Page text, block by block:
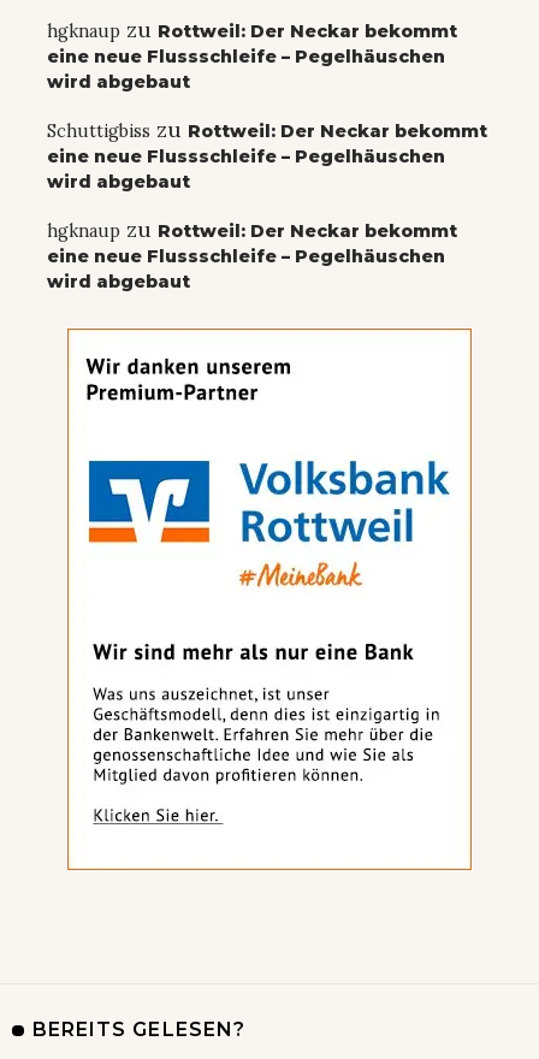
hgknaup zu Rottweil: Der Neckar bekommt
eine neue Flussschleife – Pegelhäuschen
wird abgebaut
Schuttigbiss zu Rottweil: Der Neckar bekommt
eine neue Flussschleife – Pegelhäuschen
wird abgebaut
hgknaup zu Rottweil: Der Neckar bekommt
eine neue Flussschleife – Pegelhäuschen
wird abgebaut
BEREITS GELESEN?